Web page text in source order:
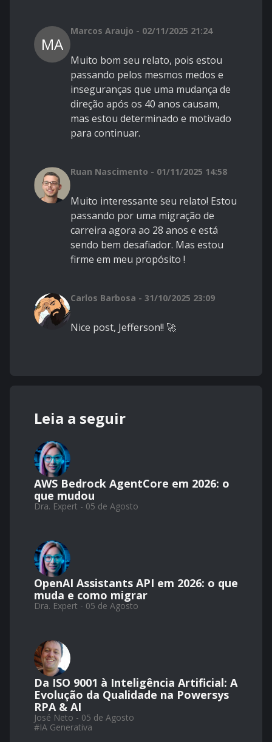
MA
Marcos Araujo - 02/11/2025 21:24
Muito bom seu relato, pois estou
passando pelos mesmos medos e
inseguranças que uma mudança de
direção após os 40 anos causam,
mas estou determinado e motivado
para continuar.
Ruan Nascimento - 01/11/2025 14:58
Muito interessante seu relato! Estou
passando por uma migração de
carreira agora ao 28 anos e está
sendo bem desafiador. Mas estou
firme em meu propósito !
Carlos Barbosa - 31/10/2025 23:09
Nice post, Jefferson!! 🚀
Leia a seguir
AWS Bedrock AgentCore em 2026: o
que mudou
Dra. Expert - 05 de Agosto
OpenAI Assistants API em 2026: o que
muda e como migrar
Dra. Expert - 05 de Agosto
Da ISO 9001 à Inteligência Artificial: A
Evolução da Qualidade na Powersys
RPA & AI
José Neto - 05 de Agosto
#IA Generativa